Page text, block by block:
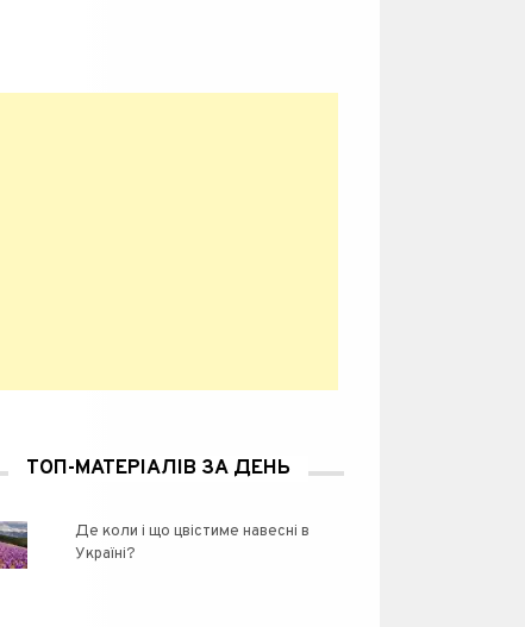
ТОП-МАТЕРІАЛІВ ЗА ДЕНЬ
Де коли і що цвістиме навесні в
Україні?